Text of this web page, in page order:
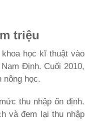
triệu
học kĩ thuật vào
Định. Cuối 2010,
nông học.
thu nhập ổn định.
và đem lại thu nhập